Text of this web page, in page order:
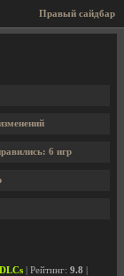
Правый сайдбар
6 игр
| Рейтинг: 9.8